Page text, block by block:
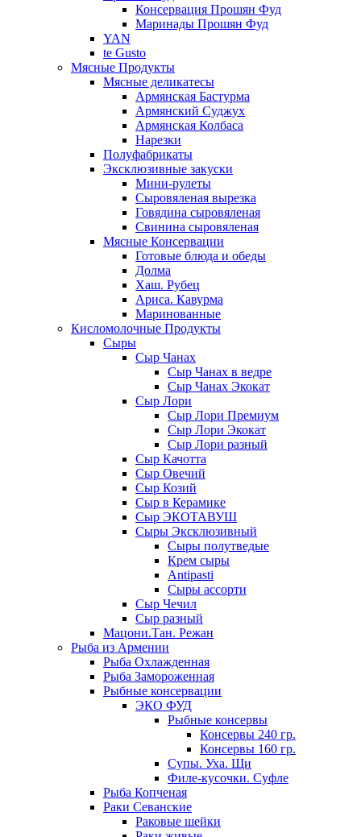
Консервация Прошян Фуд
Маринады Прошян Фуд
YAN
te Gusto
Мясные Продукты
Мясные деликатесы
Армянская Бастурма
Армянский Суджух
Армянская Колбаса
Нарезки
Полуфабрикаты
Эксклюзивные закуски
Мини-рулеты
Сыровяленая вырезка
Говядина сыровяленая
Свинина сыровяленая
Мясные Консервации
Готовые блюда и обеды
Долма
Хаш. Рубец
Ариса. Кавурма
Маринованные
Кисломолочные Продукты
Сыры
Сыр Чанах
Сыр Чанах в ведре
Сыр Чанах Экокат
Сыр Лори
Сыр Лори Премиум
Сыр Лори Экокат
Сыр Лори разный
Сыр Качотта
Сыр Овечий
Сыр Козий
Сыр в Керамике
Сыр ЭКОТАВУШ
Сыры Эксклюзивный
Сыры полутведые
Крем сыры
Antipasti
Сыры ассорти
Сыр Чечил
Сыр разный
Мацони.Тан. Режан
Рыба из Армении
Рыба Охлажденная
Рыба Замороженная
Рыбные консервации
ЭКО ФУД
Рыбные консервы
Консервы 240 гр.
Консервы 160 гр.
Супы. Уха. Щи
Филе-кусочки. Суфле
Рыба Копченая
Раки Севанские
Раковые шейки